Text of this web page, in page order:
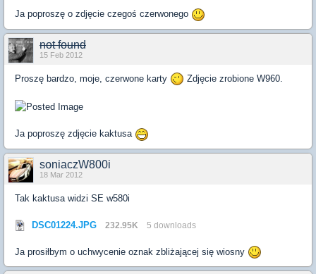
Ja poproszę o zdjęcie czegoś czerwonego
not found
15 Feb 2012
Proszę bardzo, moje, czerwone karty Zdjęcie zrobione W960.
Ja poproszę zdjęcie kaktusa
soniaczW800i
18 Mar 2012
Tak kaktusa widzi SE w580i
DSC01224.JPG 232.95K 5 downloads
Ja prosiłbym o uchwycenie oznak zbliżającej się wiosny